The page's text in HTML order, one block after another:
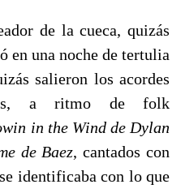
de la cueca, quizás
en una noche de tertulia
salieron los acordes
a ritmo de folk
in the Wind de Dylan
de Baez, cantados con
identificaba con lo que